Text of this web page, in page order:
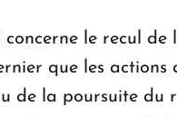
le recul
que les actions
de la poursuite du